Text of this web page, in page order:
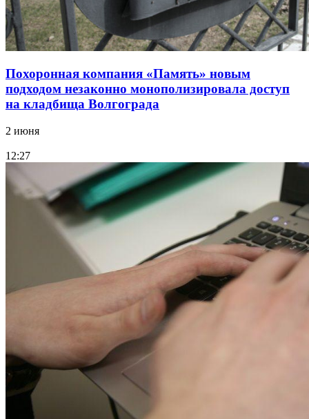
Похоронная компания «Память» новым
подходом незаконно монополизировала доступ
на кладбища Волгограда
2 июня
12:27